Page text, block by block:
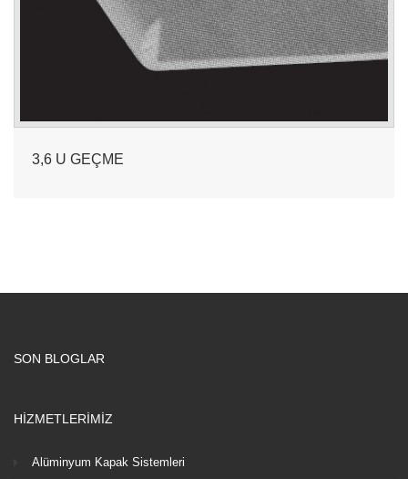
3,6 U GEÇME
SON BLOGLAR
HİZMETLERİMİZ
Alüminyum Kapak Sistemleri